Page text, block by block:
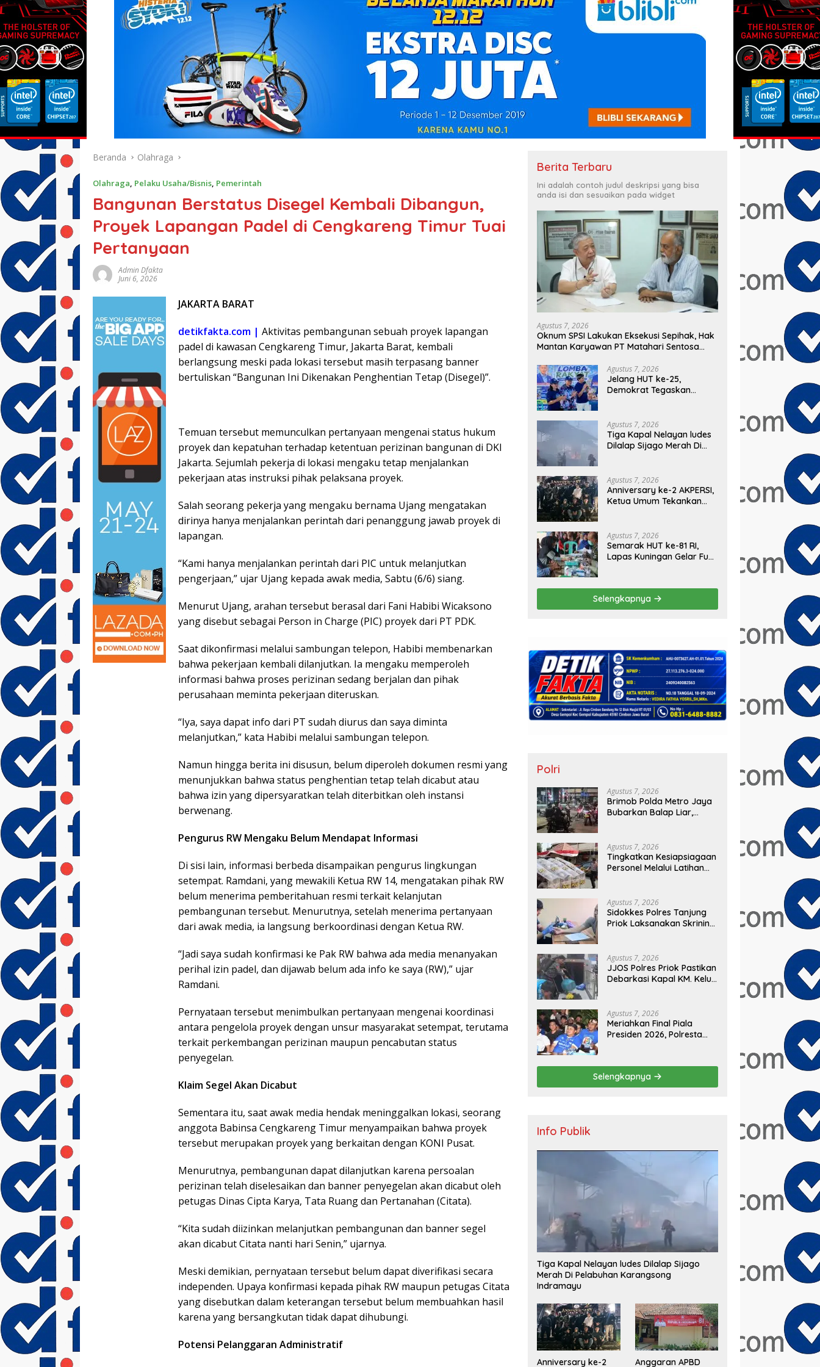
Beranda Olahraga
Olahraga, Pelaku Usaha/Bisnis, Pemerintah
Bangunan Berstatus Disegel Kembali Dibangun,
Proyek Lapangan Padel di Cengkareng Timur Tuai
Pertanyaan
Admin Dfakta
Juni 6, 2026
JAKARTA BARAT
detikfakta.com | Aktivitas pembangunan sebuah proyek lapangan
padel di kawasan Cengkareng Timur, Jakarta Barat, kembali
berlangsung meski pada lokasi tersebut masih terpasang banner
bertuliskan “Bangunan Ini Dikenakan Penghentian Tetap (Disegel)”.
Temuan tersebut memunculkan pertanyaan mengenai status hukum
proyek dan kepatuhan terhadap ketentuan perizinan bangunan di DKI
Jakarta. Sejumlah pekerja di lokasi mengaku tetap menjalankan
pekerjaan atas instruksi pihak pelaksana proyek.
Salah seorang pekerja yang mengaku bernama Ujang mengatakan
dirinya hanya menjalankan perintah dari penanggung jawab proyek di
lapangan.
“Kami hanya menjalankan perintah dari PIC untuk melanjutkan
pengerjaan,” ujar Ujang kepada awak media, Sabtu (6/6) siang.
Menurut Ujang, arahan tersebut berasal dari Fani Habibi Wicaksono
yang disebut sebagai Person in Charge (PIC) proyek dari PT PDK.
Saat dikonfirmasi melalui sambungan telepon, Habibi membenarkan
bahwa pekerjaan kembali dilanjutkan. Ia mengaku memperoleh
informasi bahwa proses perizinan sedang berjalan dan pihak
perusahaan meminta pekerjaan diteruskan.
“Iya, saya dapat info dari PT sudah diurus dan saya diminta
melanjutkan,” kata Habibi melalui sambungan telepon.
Namun hingga berita ini disusun, belum diperoleh dokumen resmi yang
menunjukkan bahwa status penghentian tetap telah dicabut atau
bahwa izin yang dipersyaratkan telah diterbitkan oleh instansi
berwenang.
Pengurus RW Mengaku Belum Mendapat Informasi
Di sisi lain, informasi berbeda disampaikan pengurus lingkungan
setempat. Ramdani, yang mewakili Ketua RW 14, mengatakan pihak RW
belum menerima pemberitahuan resmi terkait kelanjutan
pembangunan tersebut. Menurutnya, setelah menerima pertanyaan
dari awak media, ia langsung berkoordinasi dengan Ketua RW.
“Jadi saya sudah konfirmasi ke Pak RW bahwa ada media menanyakan
perihal izin padel, dan dijawab belum ada info ke saya (RW),” ujar
Ramdani.
Pernyataan tersebut menimbulkan pertanyaan mengenai koordinasi
antara pengelola proyek dengan unsur masyarakat setempat, terutama
terkait perkembangan perizinan maupun pencabutan status
penyegelan.
Klaim Segel Akan Dicabut
Sementara itu, saat awak media hendak meninggalkan lokasi, seorang
anggota Babinsa Cengkareng Timur menyampaikan bahwa proyek
tersebut merupakan proyek yang berkaitan dengan KONI Pusat.
Menurutnya, pembangunan dapat dilanjutkan karena persoalan
perizinan telah diselesaikan dan banner penyegelan akan dicabut oleh
petugas Dinas Cipta Karya, Tata Ruang dan Pertanahan (Citata).
“Kita sudah diizinkan melanjutkan pembangunan dan banner segel
akan dicabut Citata nanti hari Senin,” ujarnya.
Meski demikian, pernyataan tersebut belum dapat diverifikasi secara
independen. Upaya konfirmasi kepada pihak RW maupun petugas Citata
yang disebutkan dalam keterangan tersebut belum membuahkan hasil
karena yang bersangkutan tidak dapat dihubungi.
Potensi Pelanggaran Administratif
Berita Terbaru
Ini adalah contoh judul deskripsi yang bisa
anda isi dan sesuaikan pada widget
Agustus 7, 2026
Oknum SPSI Lakukan Eksekusi Sepihak, Hak
Mantan Karyawan PT Matahari Sentosa
Agustus 7, 2026
Jelang HUT ke-25,
Demokrat Tegaskan
Langit Biru
Agustus 7, 2026
Tiga Kapal Nelayan ludes
Dilalap Sijago Merah Di
Agustus 7, 2026
Anniversary ke-2 AKPERSI,
Ketua Umum Tekankan
Konstituen ke Dewan Pers
Agustus 7, 2026
Semarak HUT ke-81 RI,
Lapas Kuningan Gelar Fun
hingga Bakti Sosial
Selengkapnya
Polri
Agustus 7, 2026
Brimob Polda Metro Jaya
Bubarkan Balap Liar,
Timur
Agustus 7, 2026
Tingkatkan Kesiapsiagaan
Personel Melalui Latihan
Agustus 7, 2026
Sidokkes Polres Tanjung
Priok Laksanakan Skrining
PNPP
Agustus 7, 2026
JJOS Polres Priok Pastikan
Debarkasi Kapal KM. Kelud
Agustus 7, 2026
Meriahkan Final Piala
Presiden 2026, Polresta
Bagi-Bagi Motor Listrik
Selengkapnya
Info Publik
Tiga Kapal Nelayan ludes Dilalap Sijago
Merah Di Pelabuhan Karangsong
Indramayu
Anniversary ke-2
Anggaran APBD